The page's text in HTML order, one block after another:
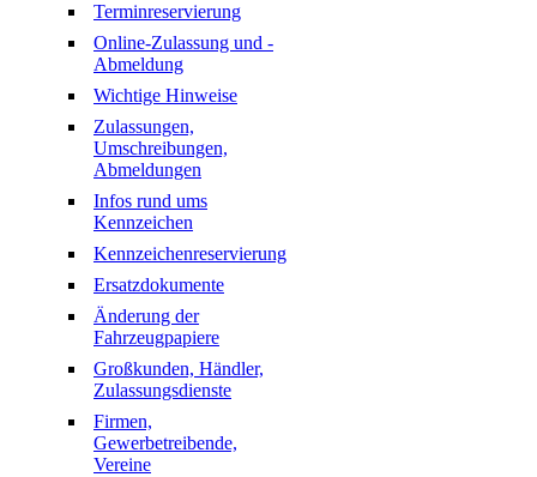
Terminreservierung
Online-Zulassung und -
Abmeldung
Wichtige Hinweise
Zulassungen,
Umschreibungen,
Abmeldungen
Infos rund ums
Kennzeichen
Kennzeichenreservierung
Ersatzdokumente
Änderung der
Fahrzeugpapiere
Großkunden, Händler,
Zulassungsdienste
Firmen,
Gewerbetreibende,
Vereine